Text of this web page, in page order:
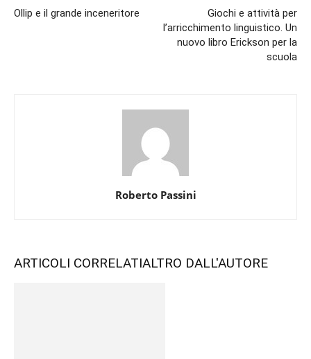
Ollip e il grande inceneritore
Giochi e attività per
l’arricchimento linguistico. Un
nuovo libro Erickson per la
scuola
Roberto Passini
ARTICOLI CORRELATIALTRO DALL'AUTORE